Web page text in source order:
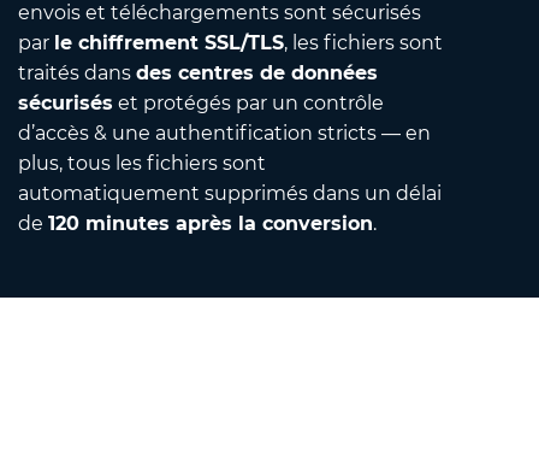
envois et téléchargements sont sécurisés
par le chiffrement SSL/TLS, les fichiers sont
traités dans des centres de données
sécurisés et protégés par un contrôle
d’accès & une authentification stricts — en
plus, tous les fichiers sont
automatiquement supprimés dans un délai
de 120 minutes après la conversion.